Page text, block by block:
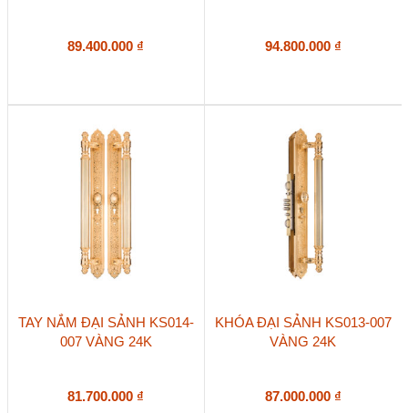
89.400.000 ₫ 94.800.000 ₫
TAY NẮM ĐẠI SẢNH KS014-
007 VÀNG 24K
81.700.000 ₫
KHÓA ĐẠI SẢNH KS013-007
VÀNG 24K
87.000.000 ₫